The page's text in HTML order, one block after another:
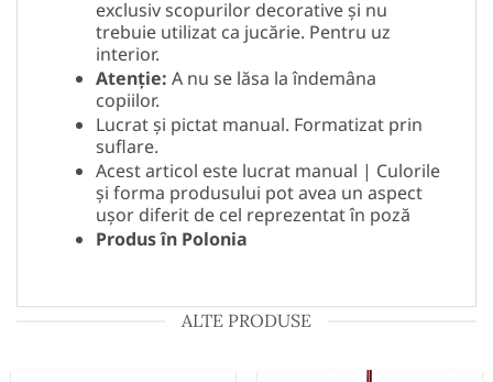
exclusiv scopurilor decorative și nu
trebuie utilizat ca jucărie. Pentru uz
interior.
Atenție: A nu se lăsa la îndemâna
copiilor.
Lucrat și pictat manual. Formatizat prin
suflare.
Acest articol este lucrat manual | Culorile
și forma produsului pot avea un aspect
ușor diferit de cel reprezentat în poză
Produs în Polonia
ALTE PRODUSE